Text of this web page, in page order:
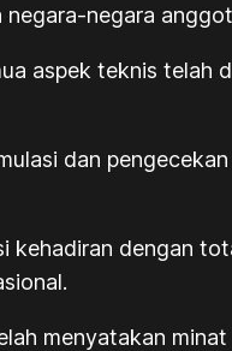
negara
aspek teknis telah
dan
dengan
menyatakan